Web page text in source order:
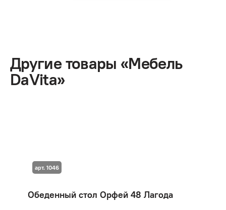
Другие товары «Мебель
DaVita»
Обеденный стол Орфей 48 Лагода
арт. 1046